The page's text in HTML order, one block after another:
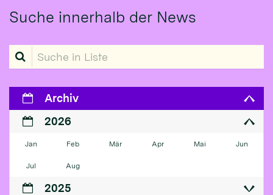
Suche innerhalb der News
Suche in Liste
Archiv
2026
Jan Feb Mär Apr Mai Jun
Jul Aug
2025